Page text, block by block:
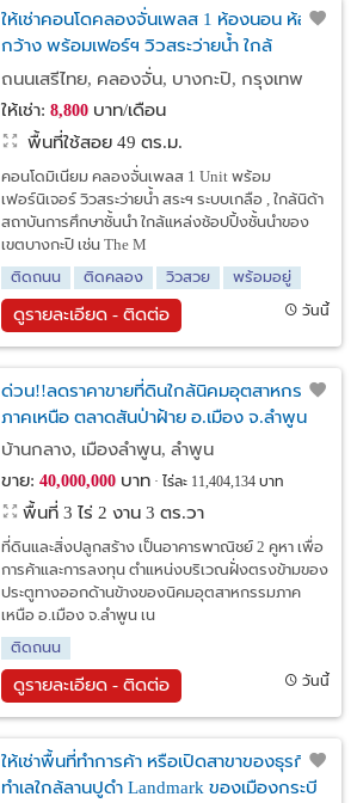
ให้เช่าคอนโดคลองจั่นเพลส 1 ห้องนอน ห้อง
กว้าง พร้อมเฟอร์ฯ วิวสระว่ายน้ำ ใกล้
รถไฟฟ้า 2 สาย ,NIDA,The Mall,Lotus
บางกะปิ กทม.
ถนนเสรีไทย, คลองจั่น, บางกะปิ, กรุงเทพ
ให้เช่า: 8,800บาท/เดือน
พื้นที่ใช้สอย 49 ตร.ม.
คอนโดมิเนียม คลองจั่นเพลส 1 Unit พร้อม
เฟอร์นิเจอร์ วิวสระว่ายน้ำ สระฯ ระบบเกลือ , ใกล้นิด้า
สถาบันการศึกษาชั้นนำ ใกล้แหล่งช้อปปิ้งชั้นนำของ
เขตบางกะปิ เช่น The M
ติดถนน
ติดคลอง วิวสวย พร้อมอยู่
ดูรายละเอียด - ติดต่อ วันนี้
ด่วน!!ลดราคาขายที่ดินใกล้นิคมอุตสาหกรรม
ภาคเหนือ ตลาดสันป่าฝ้าย อ.เมือง จ.ลำพูน
บ้านกลาง, เมืองลำพูน, ลำพูน
ขาย: 40,000,000บาท ไร่ละ 11,404,134 บาท
พื้นที่ 3 ไร่ 2 งาน 3 ตร.วา
ที่ดินและสิ่งปลูกสร้าง เป็นอาคารพาณิชย์ 2 คูหา เพื่อ
การค้าและการลงทุน ตำแหน่งบริเวณฝั่งตรงข้ามของ
ประตูทางออกด้านข้างของนิคมอุตสาหกรรมภาค
เหนือ อ.เมือง จ.ลำพูน เน
ติดถนน
ดูรายละเอียด - ติดต่อ วันนี้
ให้เช่าพื้นที่ทำการค้า หรือเปิดสาขาของธุรกิจ
ทำเลใกล้ลานปูดำ Landmark ของเมืองกระบี่